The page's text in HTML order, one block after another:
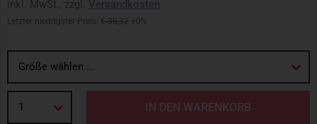
inkl. MwSt., zzgl. Versandkosten
Letzter niedrigster Preis: € 38,32 +0%
Größe wählen …
1 IN DEN WARENKORB